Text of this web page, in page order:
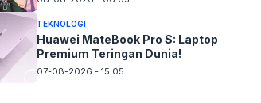
TEKNOLOGI
Huawei MateBook Pro S: Laptop
Premium Teringan Dunia!
07-08-2026 - 15.05